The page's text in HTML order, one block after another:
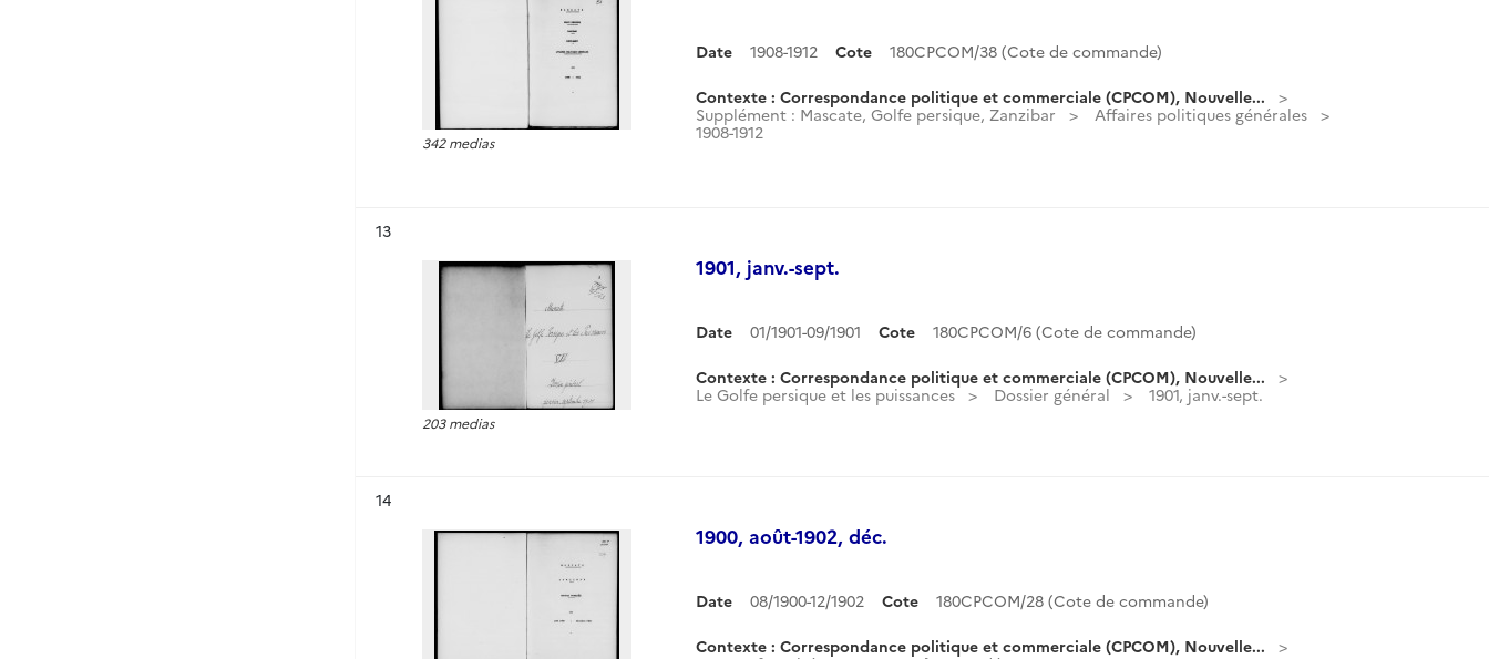
342 medias
Date 1908-1912 Cote 180CPCOM/38 (Cote de commande)
Contexte : Correspondance politique et commerciale (CPCOM), Nouvelle...
Supplément : Mascate, Golfe persique, Zanzibar
Affaires politiques générales
1908-1912
13
203 medias
1901, janv.-sept.
Date 01/1901-09/1901 Cote 180CPCOM/6 (Cote de commande)
Contexte : Correspondance politique et commerciale (CPCOM), Nouvelle...
Le Golfe persique et les puissances
Dossier général 1901, janv.-sept.
14
1900, août-1902, déc.
Date 08/1900-12/1902 Cote 180CPCOM/28 (Cote de commande)
Contexte : Correspondance politique et commerciale (CPCOM), Nouvelle...